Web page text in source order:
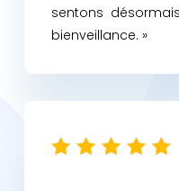
sentons
bienveillance. »